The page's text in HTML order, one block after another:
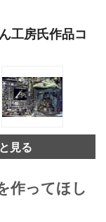
工房氏作品コ
見る
作ってほし